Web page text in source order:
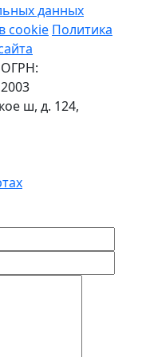
данных
cookie Политика
ОГРН:
2003
ш, д. 124,